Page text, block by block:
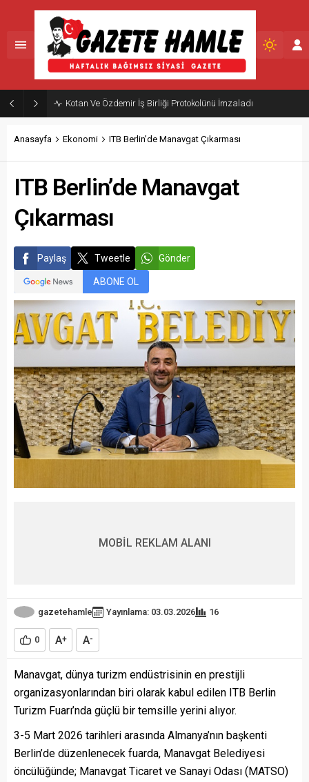
Anasayfa Ekonomi ITB Berlin’de Manavgat Çıkarması
ITB Berlin’de Manavgat
Çıkarması
Paylaş Tweetle Gönder
ABONE OL
MOBİL REKLAM ALANI
gazetehamle Yayınlama: 03.03.2026 16
0 A+ A-
Manavgat, dünya turizm endüstrisinin en prestijli
organizasyonlarından biri olarak kabul edilen ITB Berlin
Turizm Fuarı’nda güçlü bir temsille yerini alıyor.
3-5 Mart 2026 tarihleri arasında Almanya’nın başkenti
Berlin’de düzenlenecek fuarda, Manavgat Belediyesi
öncülüğünde; Manavgat Ticaret ve Sanayi Odası (MATSO)